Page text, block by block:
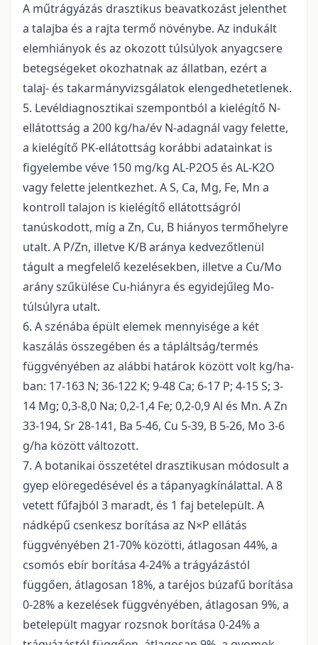
A műtrágyázás drasztikus beavatkozást jelenthet
a talajba és a rajta termő növénybe. Az indukált
elemhiányok és az okozott túlsúlyok anyagcsere
betegségeket okozhatnak az állatban, ezért a
talaj- és takarmányvizsgálatok elengedhetetlenek.
5. Levéldiagnosztikai szempontból a kielégítő N-
ellátottság a 200 kg/ha/év N-adagnál vagy felette,
a kielégítő PK-ellátottság korábbi adatainkat is
figyelembe véve 150 mg/kg AL-P2O5 és AL-K2O
vagy felette jelentkezhet. A S, Ca, Mg, Fe, Mn a
kontroll talajon is kielégítő ellátottságról
tanúskodott, míg a Zn, Cu, B hiányos termőhelyre
utalt. A P/Zn, illetve K/B aránya kedvezőtlenül
tágult a megfelelő kezelésekben, illetve a Cu/Mo
arány szűkülése Cu-hiányra és egyidejűleg Mo-
túlsúlyra utalt.
6. A szénába épült elemek mennyisége a két
kaszálás összegében és a tápláltság/termés
függvényében az alábbi határok között volt kg/ha-
ban: 17-163 N; 36-122 K; 9-48 Ca; 6-17 P; 4-15 S; 3-
14 Mg; 0,3-8,0 Na; 0,2-1,4 Fe; 0,2-0,9 Al és Mn. A Zn
33-194, Sr 28-141, Ba 5-46, Cu 5-39, B 5-26, Mo 3-6
g/ha között változott.
7. A botanikai összetétel drasztikusan módosult a
gyep elöregedésével és a tápanyagkínálattal. A 8
vetett fűfajból 3 maradt, és 1 faj betelepült. A
nádképű csenkesz borítása az N×P ellátás
függvényében 21-70% közötti, átlagosan 44%, a
csomós ebír borítása 4-24% a trágyázástól
függően, átlagosan 18%, a taréjos búzafű borítása
0-28% a kezelések függvényében, átlagosan 9%, a
betelepült magyar rozsnok borítása 0-24% a